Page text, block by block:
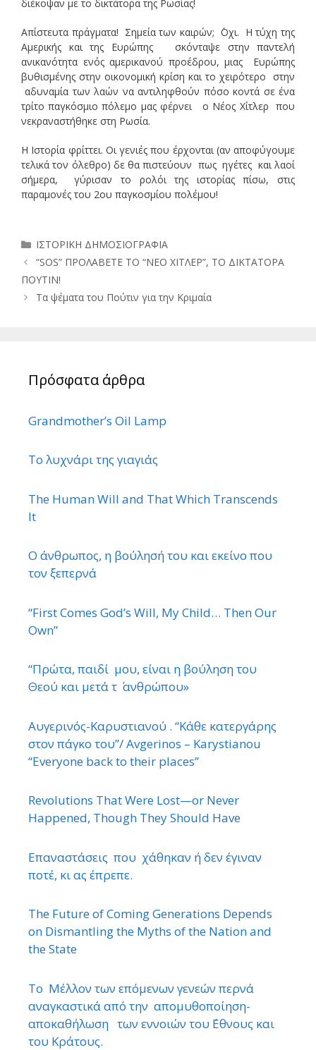
διέκοψαν με το δικτάτορα της Ρωσίας!
Απίστευτα πράγματα! Σημεία των καιρών; ΄Οχι. Η τύχη της
Αμερικής και της Ευρώπης σκόνταψε στην παντελή
ανικανότητα ενός αμερικανού προέδρου, μιας Ευρώπης
βυθισμένης στην οικονομική κρίση και το χειρότερο στην
αδυναμία των λαών να αντιληφθούν πόσο κοντά σε ένα
τρίτο παγκόσμιο πόλεμο μας φέρνει ο Νέος Χίτλερ που
νεκραναστήθηκε στη Ρωσία.
Η Ιστορία φρίττει. Οι γενιές που έρχονται (αν αποφύγουμε
τελικά τον όλεθρο) δε θα πιστεύουν πως ηγέτες και λαοί
σήμερα, γύρισαν το ρολόι της ιστορίας πίσω, στις
παραμονές του 2ου παγκοσμίου πολέμου!
Κατηγορίες
ΙΣΤΟΡΙΚΗ ΔΗΜΟΣΙΟΓΡΑΦΙΑ
“SOS” ΠΡΟΛΑΒΕΤΕ ΤΟ “ΝΕΟ ΧΙΤΛΕΡ”, ΤΟ ΔΙΚΤΑΤΟΡΑ
ΠΟΥΤΙΝ!
Τα ψέματα του Πούτιν για την Κριμαία
Πρόσφατα άρθρα
Grandmother’s Oil Lamp
Το λυχνάρι της γιαγιάς
The Human Will and That Which Transcends
It
Ο άνθρωπος, η βούλησή του και εκείνο που
τον ξεπερνά
“First Comes God’s Will, My Child… Then Our
Own”
“Πρώτα, παιδί μου, είναι η βούληση του
Θεού και μετά τ ΄ ανθρώπου»
Αυγερινός-Καρυστιανού . “Κάθε κατεργάρης
στον πάγκο του”/ Avgerinos – Karystianou
“Εveryone back to their places”
Revolutions That Were Lost—or Never
Happened, Though They Should Have
Επαναστάσεις που χάθηκαν ή δεν έγιναν
ποτέ, κι ας έπρεπε.
The Future of Coming Generations Depends
on Dismantling the Myths of the Nation and
the State
Το Μέλλον των επόμενων γενεών περνά
αναγκαστικά από την απομυθοποίηση-
αποκαθήλωση των εννοιών του ΄Εθνους και
του Κράτους.